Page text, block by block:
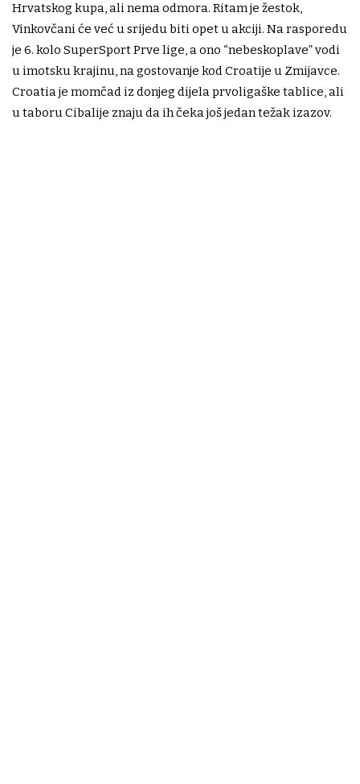
Hrvatskog kupa, ali nema odmora. Ritam je žestok,
Vinkovčani će već u srijedu biti opet u akciji. Na rasporedu
je 6. kolo SuperSport Prve lige, a ono “nebeskoplave” vodi
u imotsku krajinu, na gostovanje kod Croatije u Zmijavce.
Croatia je momčad iz donjeg dijela prvoligaške tablice, ali
u taboru Cibalije znaju da ih čeka još jedan težak izazov.